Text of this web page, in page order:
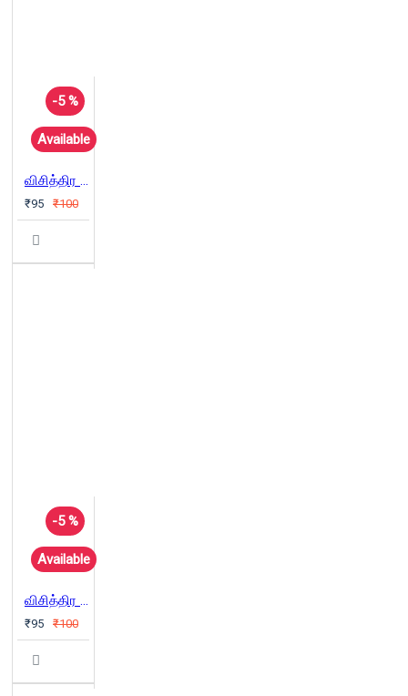
-5 %
Available
விசித்திர கதைகள் - 03: (மாய அரியனை)
₹95 ₹100
-5 %
Available
விசித்திர கதைகள் - 04: (மரணத்துடன் ஒரு திருமணம்)
₹95 ₹100